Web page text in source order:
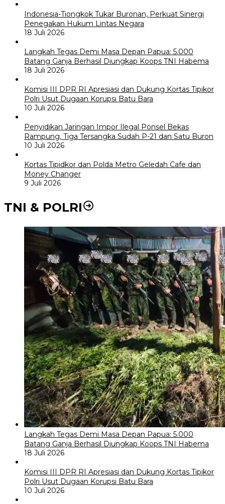
Indonesia-Tiongkok Tukar Buronan, Perkuat Sinergi
Penegakan Hukum Lintas Negara
18 Juli 2026
Langkah Tegas Demi Masa Depan Papua: 5.000
Batang Ganja Berhasil Diungkap Koops TNI Habema
18 Juli 2026
Komisi III DPR RI Apresiasi dan Dukung Kortas Tipikor
Polri Usut Dugaan Korupsi Batu Bara
10 Juli 2026
Penyidikan Jaringan Impor Ilegal Ponsel Bekas
Rampung, Tiga Tersangka Sudah P-21 dan Satu Buron
10 Juli 2026
Kortas Tipidkor dan Polda Metro Geledah Cafe dan
Money Changer
9 Juli 2026
TNI & POLRI
Langkah Tegas Demi Masa Depan Papua: 5.000
Batang Ganja Berhasil Diungkap Koops TNI Habema
18 Juli 2026
Komisi III DPR RI Apresiasi dan Dukung Kortas Tipikor
Polri Usut Dugaan Korupsi Batu Bara
10 Juli 2026